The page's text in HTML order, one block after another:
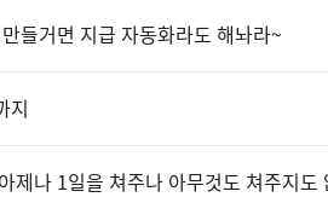
들거면 지급 자동화라도 해놔라~
지
제나 1일을 쳐주나 아무것도 쳐주지